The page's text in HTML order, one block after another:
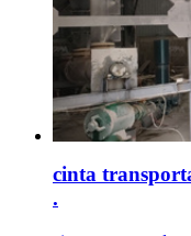
cinta
.